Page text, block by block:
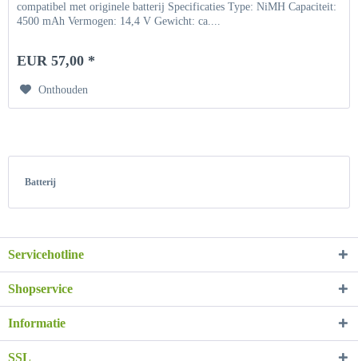
compatibel met originele batterij Specificaties Type: NiMH Capaciteit:
4500 mAh Vermogen: 14,4 V Gewicht: ca....
EUR 57,00 *
Onthouden
Batterij
Servicehotline
Shopservice
Informatie
SSL